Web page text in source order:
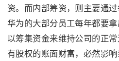
资。而内部筹资，则主要通过
华为的大部分员工每年都要拿
以筹集资金来维持公司的正
有股权的账面财富，必然影响